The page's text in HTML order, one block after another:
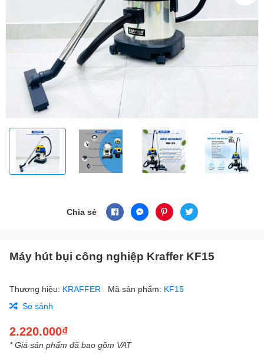
Chia sẻ
Máy hút bụi công nghiệp Kraffer KF15
Thương hiệu: KRAFFER Mã sản phẩm: KF15
So sánh
2.220.000₫
* Giá sản phẩm đã bao gồm VAT